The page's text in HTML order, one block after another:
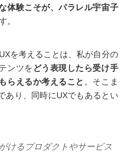
体験こそが、パラレル宇宙子
。
を考えることは、私が自分の
ンツを どう表現したら受け手
らえるか考えること 。そこま
あり、同時にUXでもあるとい
けるプロダクトやサービス